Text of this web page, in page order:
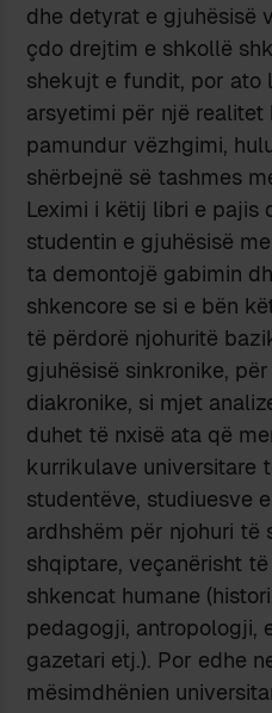
dhe detyrat e gjuhësisë
çdo drejtim e shkollë
shekujt e fundit, por ato
arsyetimi për një
pamundur vëzhgimi,
shërbejnë së tashmes
Leximi i këtij libri e pajis
studentin e gjuhësisë
ta demontojë gabimin
shkencore se si e bën
të përdorë njohuritë
gjuhësisë sinkronike,
diakronike, si mjet
duhet të nxisë ata që
kurrikulave universitare
studentëve, studiuesve
ardhshëm për njohuri të
shqiptare, veçanërisht
shkencat humane
pedagogji, antropologji,
gazetari etj.). Por edhe
mësimdhënien